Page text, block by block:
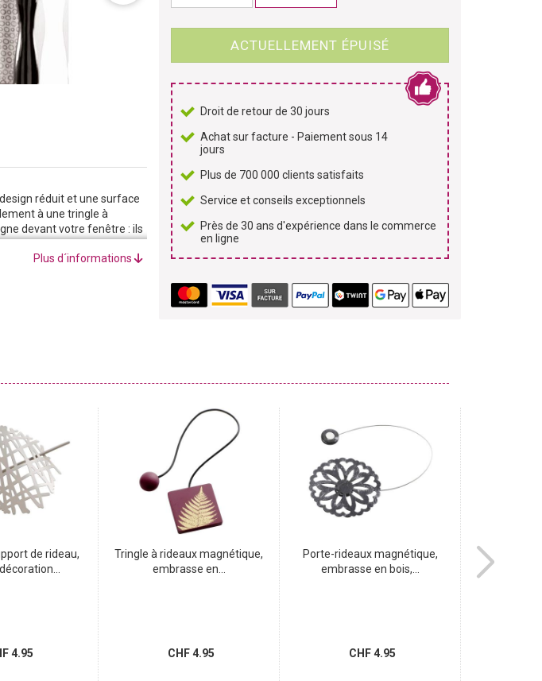
ACTUELLEMENT ÉPUISÉ
Droit de retour de 30 jours
Achat sur facture - Paiement sous 14
jours
Plus de 700 000 clients satisfaits
Service et conseils exceptionnels
Près de 30 ans d'expérience dans le commerce
en ligne
réduit et une surface
à une tringle à
devant votre fenêtre : ils
à votre intérieur. Le
Plus d´informations
de rideau,
4.95
Tringle à rideaux magnétique,
embrasse en...
CHF 4.95
Porte-rideaux magnétique,
embrasse en bois,...
CHF 4.95
Tringle à